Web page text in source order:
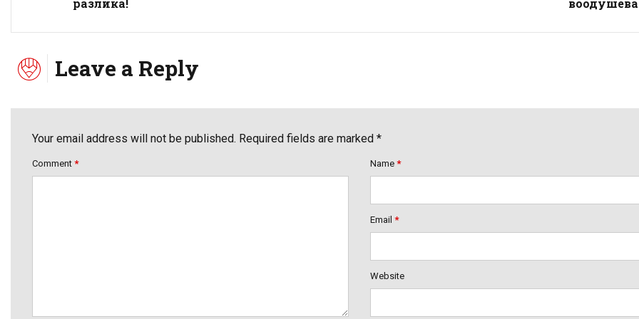
разлика!
Leave a Reply
Your email address will not be published. Required fields are marked *
Comment * Name *
Email *
Website